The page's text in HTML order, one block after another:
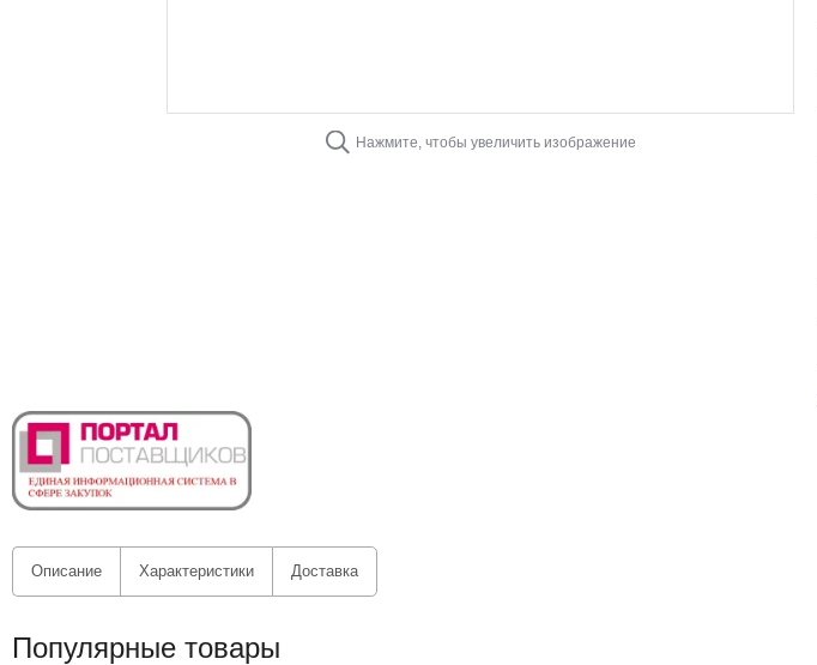
Нажмите, чтобы увеличить изображение
Описание Характеристики Доставка
Популярные товары